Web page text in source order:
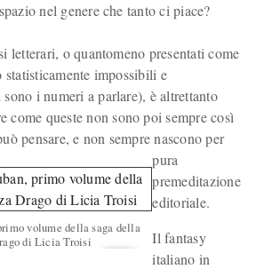
nel genere che tanto ci piace?
letterari, o quantomeno presentati come
impossibili e
i numeri a parlare), è altrettanto
come queste non sono poi sempre così
pensare, e non sempre nascono per
volume della saga della
di Licia Troisi
pura
premeditazione
editoriale.
Il fantasy
italiano in